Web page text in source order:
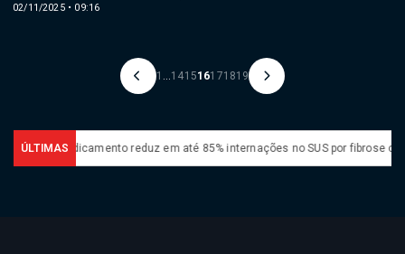
02/11/2025 • 09:16
1 141516171819
ÚLTIMASreduz em até 85% internações no SUS por fibrose cística